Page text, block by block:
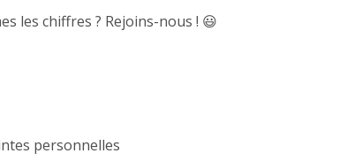
les chiffres ? Rejoins-nous ! 😃
personnelles